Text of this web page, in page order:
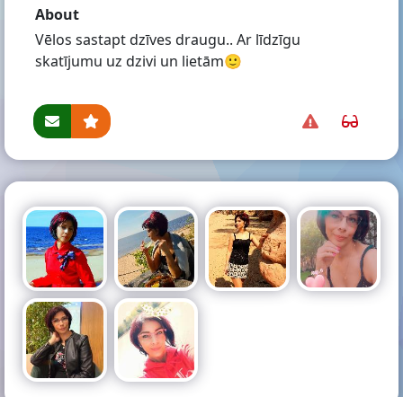
About
Vēlos sastapt dzīves draugu.. Ar līdzīgu
skatījumu uz dzivi un lietām🙂